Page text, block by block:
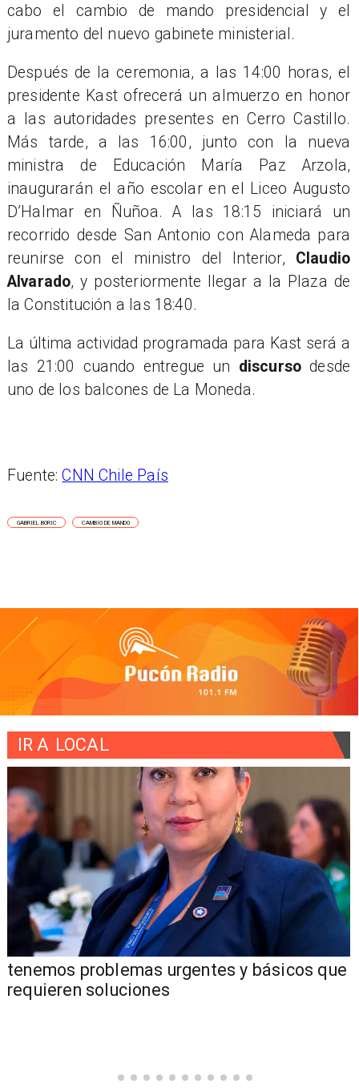
cabo el cambio de mando presidencial y el
juramento del nuevo gabinete ministerial.
Después de la ceremonia, a las 14:00 horas, el
presidente Kast ofrecerá un almuerzo en honor
a las autoridades presentes en Cerro Castillo.
Más tarde, a las 16:00, junto con la nueva
ministra de Educación María Paz Arzola,
inaugurarán el año escolar en el Liceo Augusto
D’Halmar en Ñuñoa. A las 18:15 iniciará un
recorrido desde San Antonio con Alameda para
reunirse con el ministro del Interior, Claudio
Alvarado, y posteriormente llegar a la Plaza de
la Constitución a las 18:40.
La última actividad programada para Kast será a
las 21:00 cuando entregue un discurso desde
uno de los balcones de La Moneda.
Fuente:CNN Chile País
GABRIEL BORIC CAMBIO DE MANDO
IR A LOCAL
tenemos problemas urgentes y básicos que
requieren soluciones